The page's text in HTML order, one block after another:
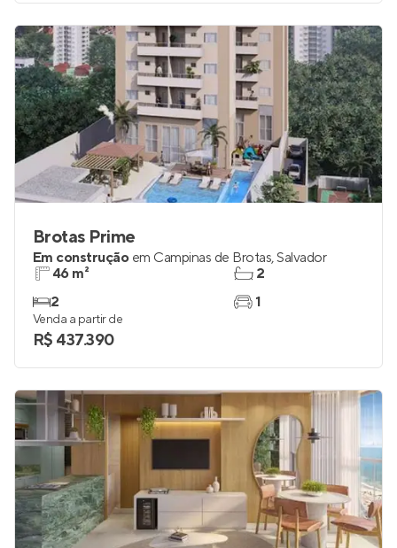
Brotas Prime
Em construção em Campinas de Brotas,Salvador
46 m²
2
2
1
Venda a partir de
R$ 437.390